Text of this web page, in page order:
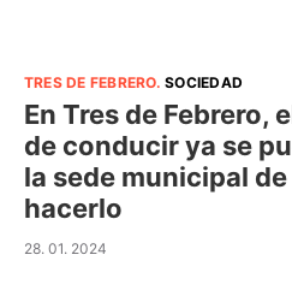
TRES DE FEBRERO.SOCIEDAD
En Tres de Febrero,
de conducir ya se
la sede municipal
hacerlo
28. 01. 2024